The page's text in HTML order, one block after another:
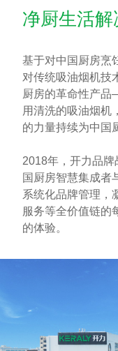
净厨生活
基于对中国厨房烹
对传统吸油烟机技
厨房的革命性产
用清洗的吸油烟机
的力量持续为中国
2018年，开力品
国厨房智慧集成者
系统化品牌管理，
服务等全价值链的
的体验。